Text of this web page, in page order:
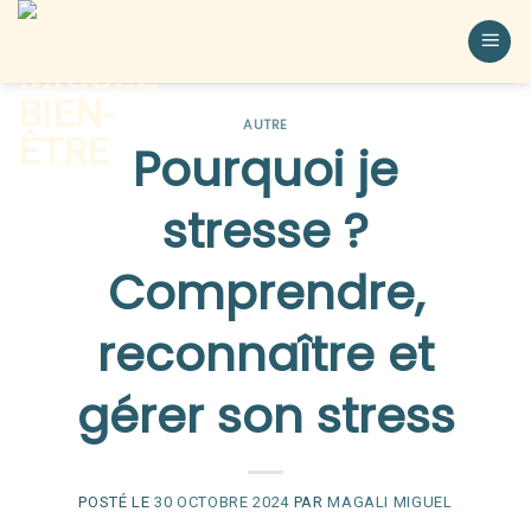
AUTRE
Pourquoi je
stresse ?
Comprendre,
reconnaître et
gérer son stress
POSTÉ LE30 OCTOBRE 2024PARMAGALI MIGUEL